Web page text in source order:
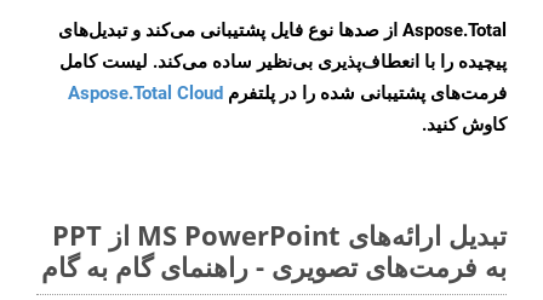
Aspose.Total از صدها نوع فایل پشتیبانی می‌کند و تبدیل‌های
پیچیده را با انعطاف‌پذیری بی‌نظیر ساده می‌کند. لیست کامل
فرمت‌های پشتیبانی شده را در پلتفرم Aspose.Total Cloud
کاوش کنید.
تبدیل ارائه‌های MS PowerPoint از PPT
به فرمت‌های تصویری - راهنمای گام به گام